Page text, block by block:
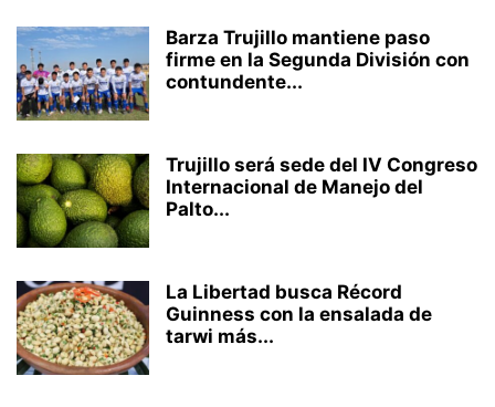
Barza Trujillo mantiene paso
firme en la Segunda División con
contundente...
Trujillo será sede del IV Congreso
Internacional de Manejo del
Palto...
La Libertad busca Récord
Guinness con la ensalada de
tarwi más...